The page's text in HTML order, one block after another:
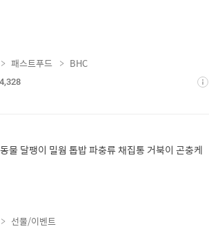
상
패스트푸드
BHC
물 달팽이 밀웜 톱밥 파충류 채집통 거북이 곤충케
선물/이벤트